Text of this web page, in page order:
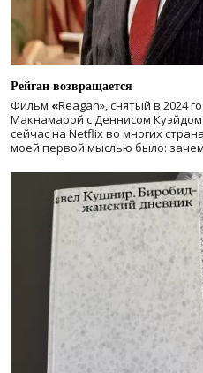
Рейган возвращается
Фильм «Reagan», снятый в 2024
Макнамарой с Деннисом Куэйдом
сейчас на Netflix во многих
моей первой мыслью было: